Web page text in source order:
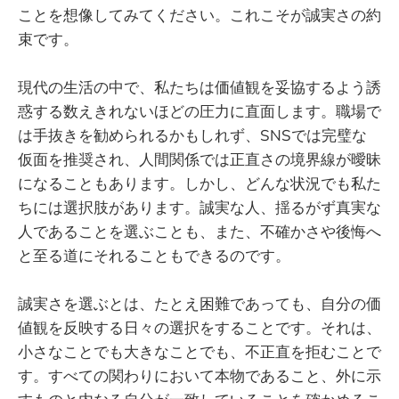
ことを想像してみてください。これこそが誠実さの約
束です。
現代の生活の中で、私たちは価値観を妥協するよう誘
惑する数えきれないほどの圧力に直面します。職場で
は手抜きを勧められるかもしれず、SNSでは完璧な
仮面を推奨され、人間関係では正直さの境界線が曖昧
になることもあります。しかし、どんな状況でも私た
ちには選択肢があります。誠実な人、揺るがず真実な
人であることを選ぶことも、また、不確かさや後悔へ
と至る道にそれることもできるのです。
誠実さを選ぶとは、たとえ困難であっても、自分の価
値観を反映する日々の選択をすることです。それは、
小さなことでも大きなことでも、不正直を拒むことで
す。すべての関わりにおいて本物であること、外に示